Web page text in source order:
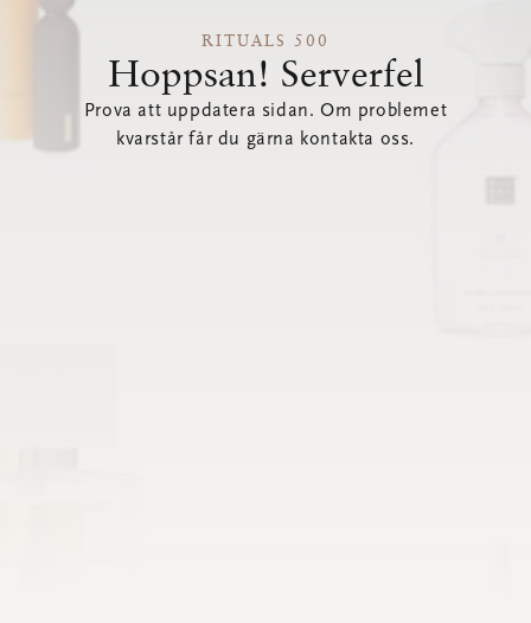
RITUALS 500
Hoppsan! Serverfel
Prova att uppdatera sidan. Om problemet
kvarstår får du gärna kontakta oss.